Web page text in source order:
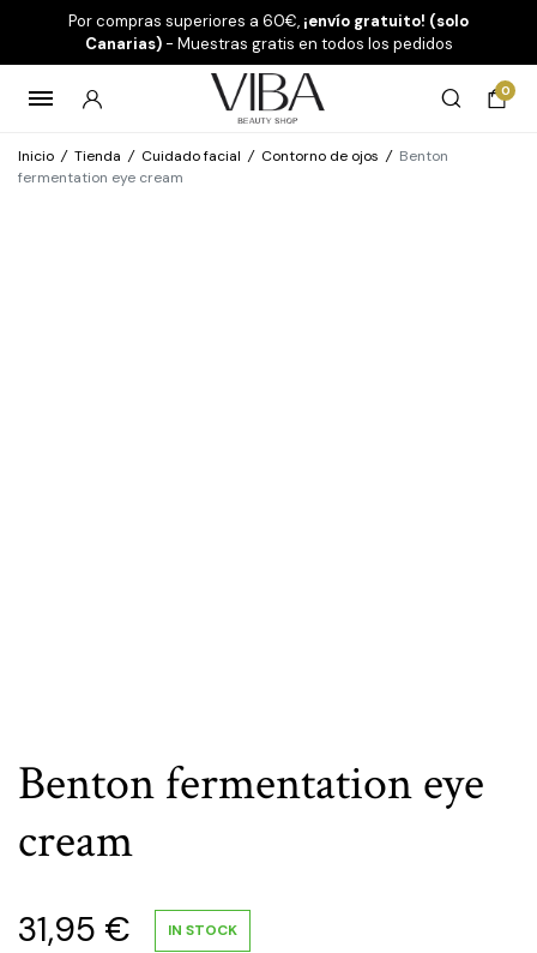
Por compras superiores a 60€, ¡envío gratuito! (solo
Canarias)- Muestras gratis en todos los pedidos
0
Inicio / Tienda / Cuidado facial / Contorno de ojos / Benton
fermentation eye cream
Benton fermentation eye
cream
31,95 € IN STOCK